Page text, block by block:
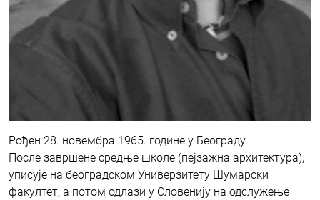
Рођен 28. новембра 1965. године у Београду.
После завршене средње школе (пејзажна архитектура),
уписује на београдском Универзитету Шумарски
факултет, а потом одлази у Словенију на одслужење